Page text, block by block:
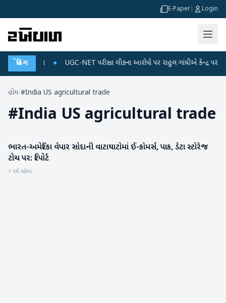
E-Paper Login
બ્રેકિંગ
ડેટા પ્લાન ● UGC-NET પરીક્ષા લીકના આરોપો પર રાહુલ ગાંધીએ કેન્દ્ર પર પ્રહાર
હોમ/#India US agricultural trade
#India US agricultural trade
બિઝનેસ
ભારત-અમેરિકા વેપાર સોદાની વાટાઘાટોમાં ઈ-કોમર્સ, પાક, ડેટા સ્ટોરેજ
ટોચ પર: રિપોર્ટ
1 વર્ષ પહેલા